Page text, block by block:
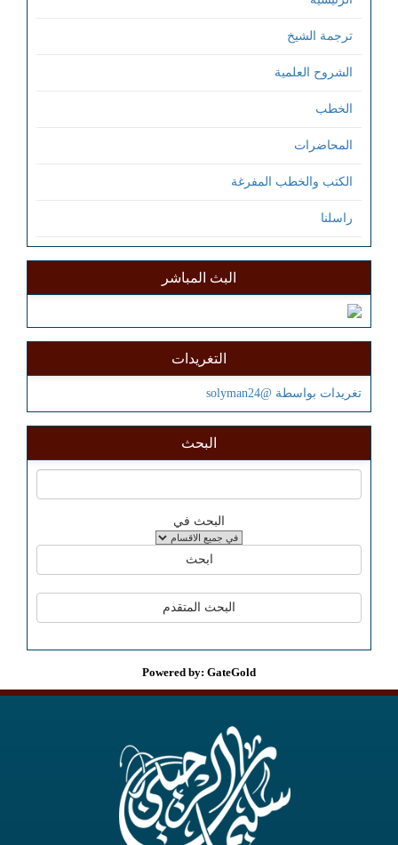
ترجمة الشيخ
الشروح العلمية
الخطب
المحاضرات
الكتب والخطب المفرغة
راسلنا
البث المباشر
التغريدات
تغريدات بواسطة @solyman24
البحث
البحث في
Powered by: GateGold